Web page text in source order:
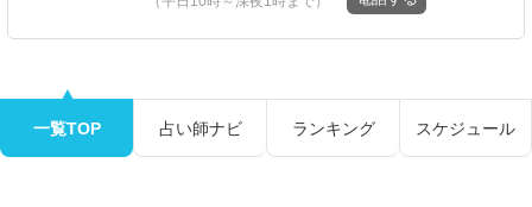
一覧TOP 占い師ナビ ランキング スケジュール